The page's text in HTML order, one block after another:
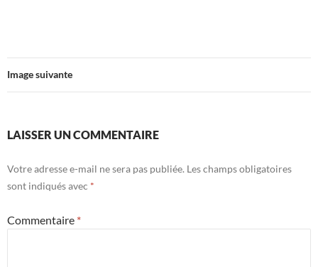
Image suivante
LAISSER UN COMMENTAIRE
Votre adresse e-mail ne sera pas publiée. Les champs obligatoires
sont indiqués avec *
Commentaire *